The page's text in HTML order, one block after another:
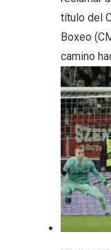
título del
Boxeo
camino